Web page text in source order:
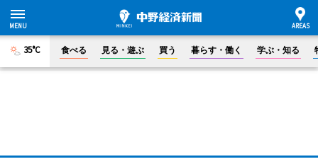
35°C 食べる 見る・遊ぶ 買う 暮らす・働く 学ぶ・知る